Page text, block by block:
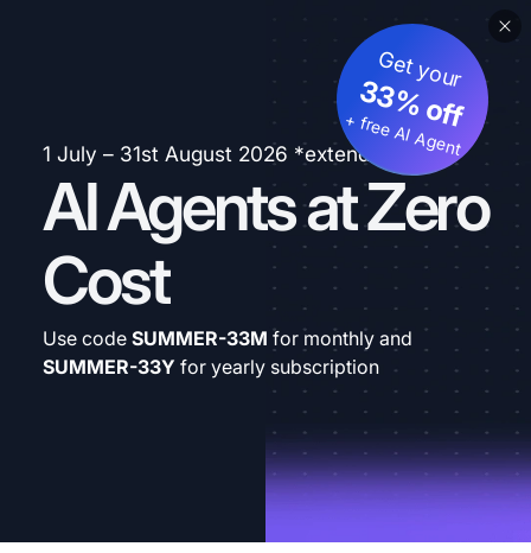
1 July – 31st August 2026 *extended
AI Agents at Zero
Cost
Get your
33% off
+ free AI Agent
Use code SUMMER-33M for monthly and
SUMMER-33Y for yearly subscription